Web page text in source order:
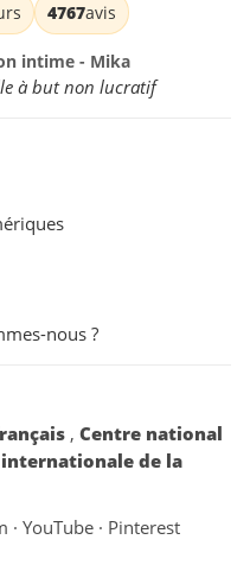
4767avis
intime - Mika
à but non lucratif
nous ?
, Centre national
de la
· YouTube · Pinterest